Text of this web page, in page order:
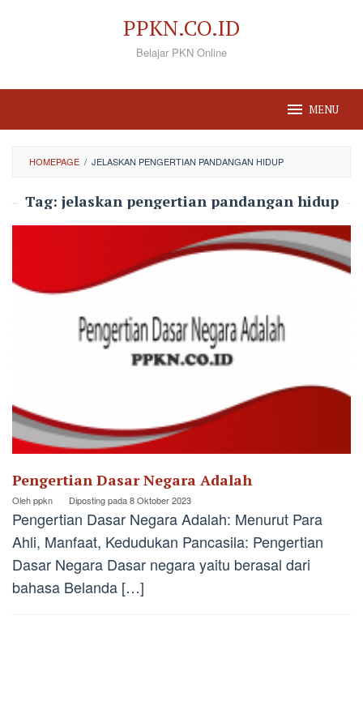
PPKN.CO.ID
Belajar PKN Online
MENU
HOMEPAGE / JELASKAN PENGERTIAN PANDANGAN HIDUP
Tag: jelaskan pengertian pandangan hidup
Pengertian Dasar Negara Adalah
Olehppkn Diposting pada8 Oktober 2023
Pengertian Dasar Negara Adalah: Menurut Para
Ahli, Manfaat, Kedudukan Pancasila: Pengertian
Dasar Negara Dasar negara yaitu berasal dari
bahasa Belanda […]